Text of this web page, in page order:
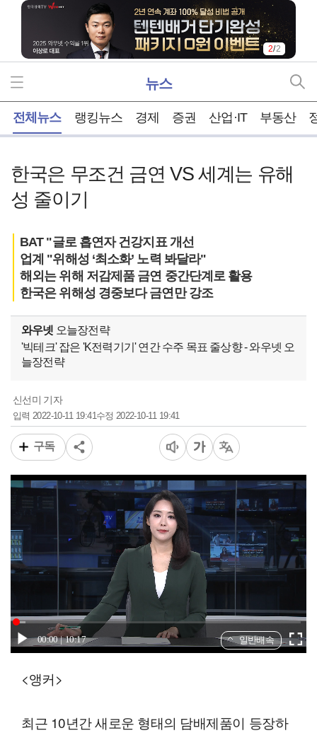
1/2
뉴스
전체뉴스 랭킹뉴스 경제 증권 산업·IT 부동산
한국은 무조건 금연 VS 세계는 유해
성 줄이기
BAT "글로 흡연자 건강지표 개선
업계 "위해성 ‘최소화’ 노력 봐달라"
해외는 위해 저감제품 금연 중간단계로 활용
한국은 위해성 경중보다 금연만 강조
와우넷 오늘장전략
'빅테크' 잡은 'K전력기기' 연간 수주 목표 줄상향 - 와우넷 오
늘장전략
신선미 기자
입력 2022-10-11 19:41 수정 2022-10-11 19:41
구독
00:00 10:17 일반배속
<앵커>
최근 10년간 새로운 형태의 담배제품이 등장하